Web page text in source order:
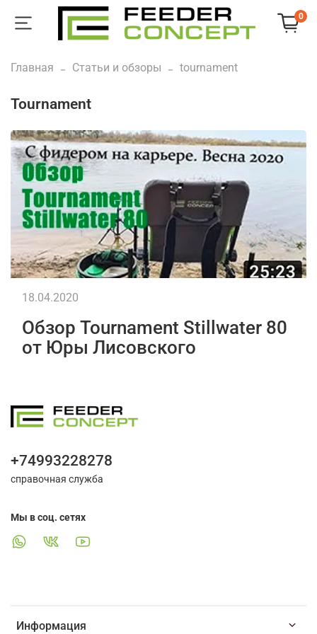
0
Главная Статьи и обзоры tournament
tournament
Обзор Tournament Stillwater 80
от Юры Лисовского
18.04.2020
Информация
+74993228278
справочная служба
Мы в соц. сетях